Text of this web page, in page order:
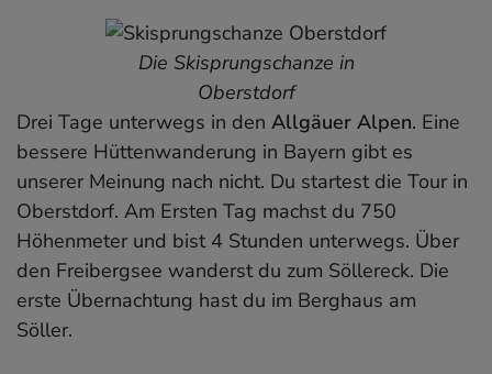
Die Skisprungschanze in
Oberstdorf
Drei Tage unterwegs in den Allgäuer Alpen. Eine
bessere Hüttenwanderung in Bayern gibt es
unserer Meinung nach nicht. Du startest die Tour in
Oberstdorf. Am Ersten Tag machst du 750
Höhenmeter und bist 4 Stunden unterwegs. Über
den Freibergsee wanderst du zum Söllereck. Die
erste Übernachtung hast du im Berghaus am
Söller.